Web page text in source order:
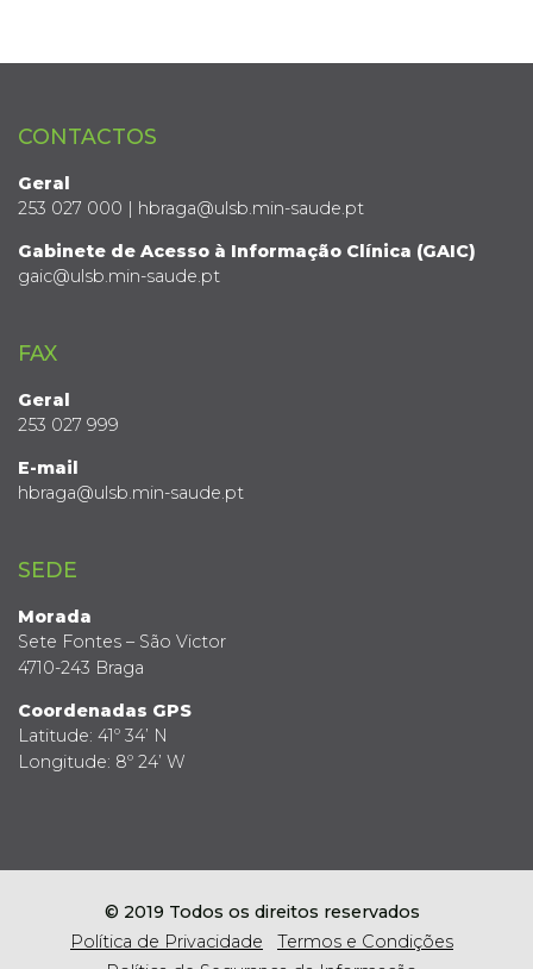
CONTACTOS
Geral
253 027 000 | hbraga@ulsb.min-saude.pt
Gabinete de Acesso à Informação Clínica (GAIC)
gaic@ulsb.min-saude.pt
FAX
Geral
253 027 999
E-mail
hbraga@ulsb.min-saude.pt
SEDE
Morada
Sete Fontes – São Victor
4710-243 Braga
Coordenadas GPS
Latitude: 41º 34’ N
Longitude: 8º 24’ W
© 2019 Todos os direitos reservados
Política de Privacidade
Termos e Condições